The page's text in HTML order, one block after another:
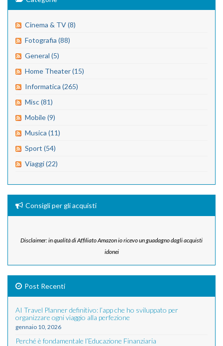
Cinema & TV (8)
Fotografia (88)
General (5)
Home Theater (15)
Informatica (265)
Misc (81)
Mobile (9)
Musica (11)
Sport (54)
Viaggi (22)
Consigli per gli acquisti
Disclaimer: in qualità di Affiliato Amazon io ricevo un guadagno dagli acquisti
idonei
Post Recenti
AI Travel Planner definitivo: l’app che ho sviluppato per
organizzare ogni viaggio alla perfezione
gennaio 10, 2026
Perché è fondamentale l’Educazione Finanziaria